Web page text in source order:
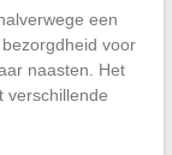
een
voor
naasten. Het
verschillende